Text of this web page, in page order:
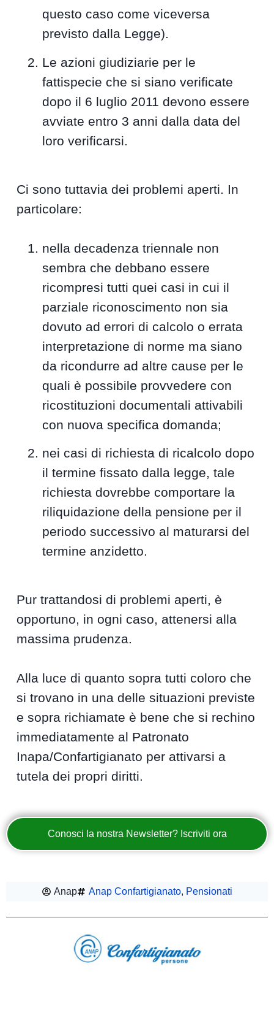
questo caso come viceversa
previsto dalla Legge).
Le azioni giudiziarie per le
fattispecie che si siano verificate
dopo il 6 luglio 2011 devono essere
avviate entro 3 anni dalla data del
loro verificarsi.
Ci sono tuttavia dei problemi aperti. In
particolare:
nella decadenza triennale non
sembra che debbano essere
ricompresi tutti quei casi in cui il
parziale riconoscimento non sia
dovuto ad errori di calcolo o errata
interpretazione di norme ma siano
da ricondurre ad altre cause per le
quali è possibile provvedere con
ricostituzioni documentali attivabili
con nuova specifica domanda;
nei casi di richiesta di ricalcolo dopo
il termine fissato dalla legge, tale
richiesta dovrebbe comportare la
riliquidazione della pensione per il
periodo successivo al maturarsi del
termine anzidetto.
Pur trattandosi di problemi aperti, è
opportuno, in ogni caso, attenersi alla
massima prudenza.
Alla luce di quanto sopra tutti coloro che
si trovano in una delle situazioni previste
e sopra richiamate è bene che si rechino
immediatamente al Patronato
Inapa/Confartigianato per attivarsi a
tutela dei propri diritti.
Conosci la nostra Newsletter? Iscriviti ora
Anap Anap Confartigianato, Pensionati